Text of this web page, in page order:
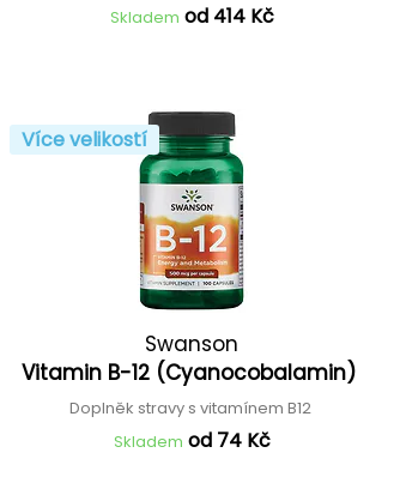
Skladem od 414 Kč
Více velikostí
Swanson
Vitamin B-12 (Cyanocobalamin)
Doplněk stravy s vitamínem B12
Skladem od 74 Kč